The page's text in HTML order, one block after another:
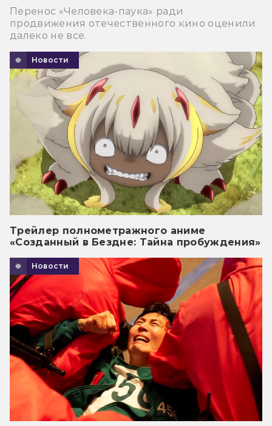
Перенос «Человека-паука» ради
продвижения отечественного кино оценили
далеко не все.
Новости
Трейлер полнометражного аниме
«Созданный в Бездне: Тайна пробуждения»
Новости